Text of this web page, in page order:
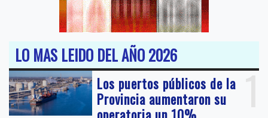
LO MAS LEIDO DEL AÑO 2026
1
Los puertos públicos de la
Provincia aumentaron su